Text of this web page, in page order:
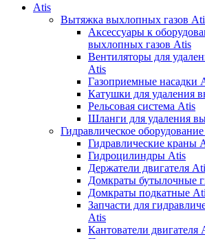
Atis
Вытяжка выхлопных газов
Аксессуары к
выхлопных газов Atis
Вентиляторы для
Atis
Газоприемные насадки
Катушки для удаления
Рельсовая система Atis
Шланги для удаления
Гидравлическое
Гидравлические краны
Гидроцилиндры Atis
Держатели двигателя
Домкраты бутылочные
Домкраты подкатные
Запчасти для
Atis
Кантователи двигателя